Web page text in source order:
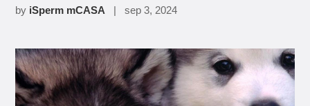
by iSperm mCASA | sep 3, 2024